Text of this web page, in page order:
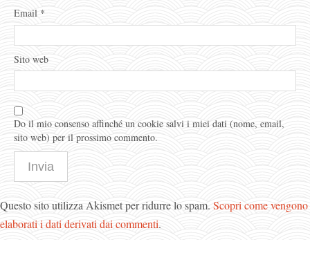
Email *
Sito web
Do il mio consenso affinché un cookie salvi i miei dati (nome, email,
sito web) per il prossimo commento.
Questo sito utilizza Akismet per ridurre lo spam. Scopri come vengono
elaborati i dati derivati dai commenti.